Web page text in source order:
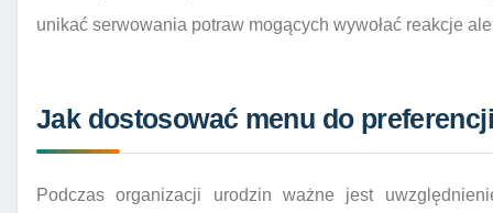
unikać serwowania potraw mogących wywołać reakcje
Jak dostosować menu do
Podczas organizacji urodzin ważne jest